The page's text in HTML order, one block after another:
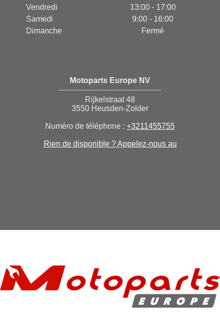
Vendredi
13:00 - 17:00
Samedi
9:00 - 16:00
Dimanche
Fermé
Motoparts Europe NV
Rijkelstraat 48
3550 Heusden-Zolder
Numéro de téléphone : +3211455755
Rien de disponible ? Appelez-nous au